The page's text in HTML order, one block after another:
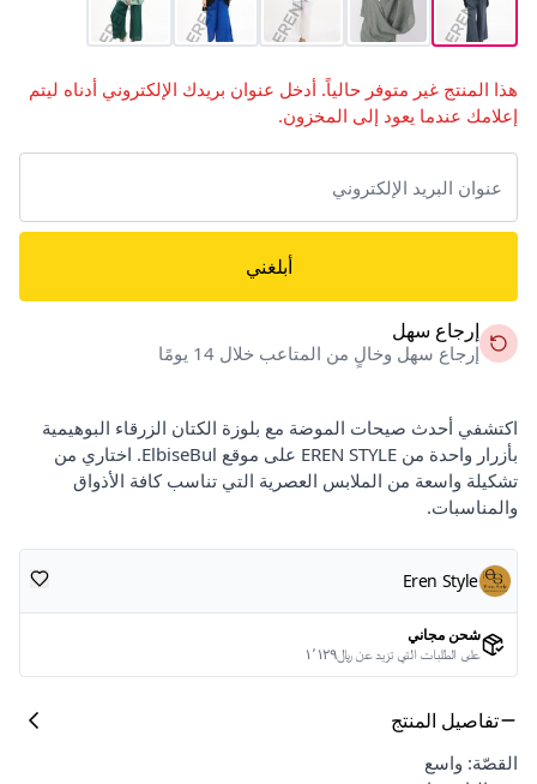
هذا المنتج غير متوفر حالياً. أدخل عنوان بريدك الإلكتروني أدناه ليتم
إعلامك عندما يعود إلى المخزون.
أبلغني
إرجاع سهل
إرجاع سهل وخالٍ من المتاعب خلال 14 يومًا
اكتشفي أحدث صيحات الموضة مع بلوزة الكتان الزرقاء البوهيمية
بأزرار واحدة من EREN STYLE على موقع ElbiseBul. اختاري من
تشكيلة واسعة من الملابس العصرية التي تناسب كافة الأذواق
والمناسبات.
Eren Style
شحن مجاني
على الطلبات التي تزيد عن ﷼١٬١٢٩
تفاصيل المنتج
القصّة: واسع